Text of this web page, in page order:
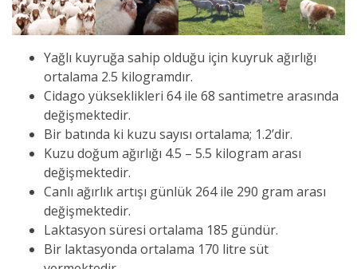
Yağlı kuyruğa sahip olduğu için kuyruk ağırlığı
ortalama 2.5 kilogramdır.
Cidago yükseklikleri 64 ile 68 santimetre arasında
değişmektedir.
Bir batında ki kuzu sayısı ortalama; 1.2’dir.
Kuzu doğum ağırlığı 4.5 – 5.5 kilogram arası
değişmektedir.
Canlı ağırlık artışı günlük 264 ile 290 gram arası
değişmektedir.
Laktasyon süresi ortalama 185 gündür.
Bir laktasyonda ortalama 170 litre süt